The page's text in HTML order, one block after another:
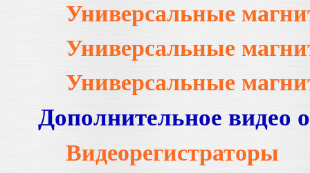
Универсальные
Универсальные
Универсальные
Дополнительное видео
Видеорегистраторы